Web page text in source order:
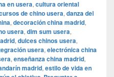
en usera, cultura oriental
de chino usera, danza del
, decoración china madrid,
usera, dim sum usera,
, dulces chinos usera,
usera, electrónica china
, enseñanza china madrid,
madrid, estilo de vida en